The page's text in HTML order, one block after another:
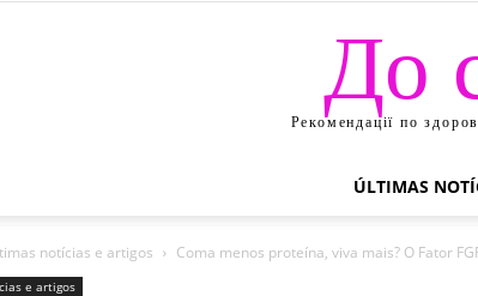
До
Рекомендації по
ÚLTIMAS
notícias e artigos Coma menos proteína, viva mais? O Fator
e artigos